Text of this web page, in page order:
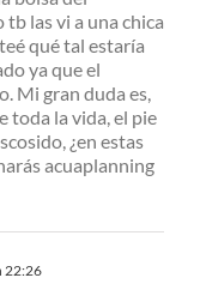
tb las vi a una chica
qué tal estaría
ya que el
Mi gran duda es,
toda la vida, el pie
¿en estas
acuaplanning
22:26